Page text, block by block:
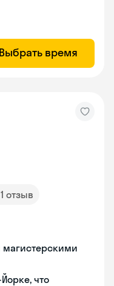
Выбрать время
1 отзыв
магистерскими
что